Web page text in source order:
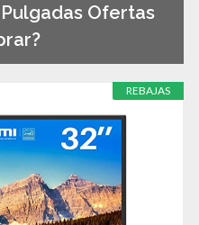
Ofertas
REBAJAS